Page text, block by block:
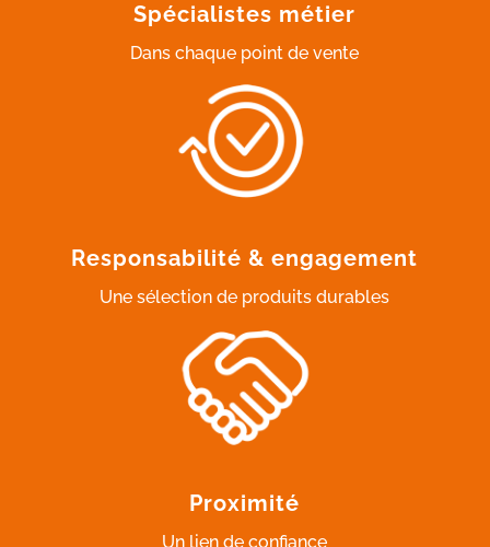
Spécialistes métier
Dans chaque point de vente
Responsabilité & engagement
Une sélection de produits durables
Proximité
Un lien de confiance